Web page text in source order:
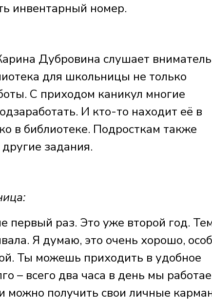
инвентарный номер.
Дубровина слушает
для школьницы не только
С приходом каникул многие
И кто-то находит её в
в библиотеке. Подросткам также
задания.
первый раз. Это уже второй год.
Я думаю, это очень хорошо,
Ты можешь приходить в удобное
– всего два часа в день мы
можно получить свои личные